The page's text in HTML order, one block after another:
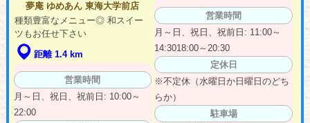
夢庵 ゆめあん 東海大学前店
種類豊富なメニュー◎ 和スイー
ツもお任せ下さい
距離 1.4 km
営業時間
月～日、祝日、祝前日: 10:00～
22:00
営業時間
月～日、祝日、祝前日: 11:00～
14:3018:00～20:30
定休日
※不定休（水曜日か日曜日のどち
らか）
駐車場